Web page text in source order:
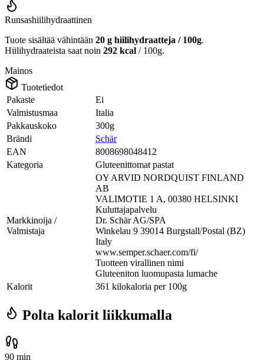
Runsashiilihydraattinen
Tuote sisältää vähintään 20 g hiilihydraatteja / 100g.
Hiilihydraateista saat noin 292 kcal / 100g.
Mainos
Tuotetiedot
Pakaste
Ei
Valmistusmaa
Italia
Pakkauskoko
300g
Brändi
Schär
EAN
8008698048412
Kategoria
Gluteenittomat pastat
Markkinoija /
Valmistaja
OY ARVID NORDQUIST FINLAND
AB
VALIMOTIE 1 A, 00380 HELSINKI
Kuluttajapalvelu
Dr. Schär AG/SPA
Winkelau 9 39014 Burgstall/Postal (BZ)
Italy
www.semper.schaer.com/fi/
Tuotteen virallinen nimi
Gluteeniton luomupasta lumache
Kalorit
361 kilokaloria per 100g
Polta kalorit liikkumalla
90 min